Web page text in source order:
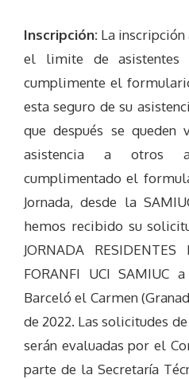
Inscripción: La inscripción
el limite de
cumplimente el
esta seguro de su
que después se queden
asistencia a otros
cumplimentado el
Jornada, desde la
hemos recibido su
JORNADA
FORANFI UCI
Barceló el Carmen
de 2022. Las solicitudes
serán evaluadas por el
parte de la Secretaría